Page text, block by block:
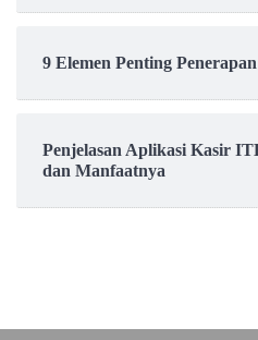
9 Elemen Penting
Penjelasan Aplikasi Kasir
dan Manfaatnya